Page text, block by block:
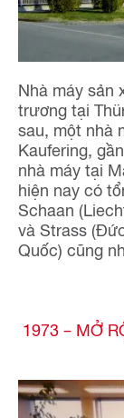
Nhà máy sản
trương tại
sau, một nhà
Kaufering,
nhà máy tại
hiện nay có
Schaan
và Strass
Quốc) cũng
1973 – MỞ